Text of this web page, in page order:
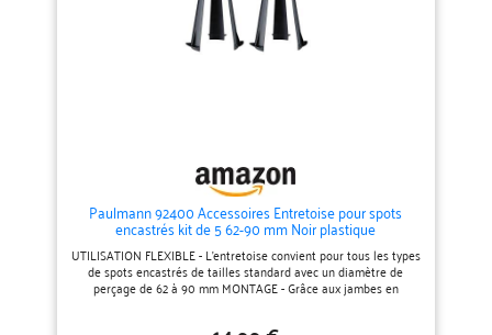
Paulmann 92400 Accessoires Entretoise pour spots
encastrés kit de 5 62-90 mm Noir plastique
UTILISATION FLEXIBLE - L'entretoise convient pour tous les types
de spots encastrés de tailles standard avec un diamètre de
perçage de 62 à 90 mm MONTAGE - Grâce aux jambes en
plastique pliables, l'entretoise est installée rapidement et